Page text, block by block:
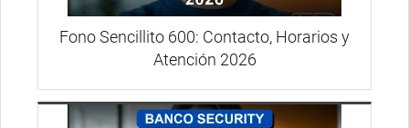
Fono Sencillito 600: Contacto, Horarios y
Atención 2026